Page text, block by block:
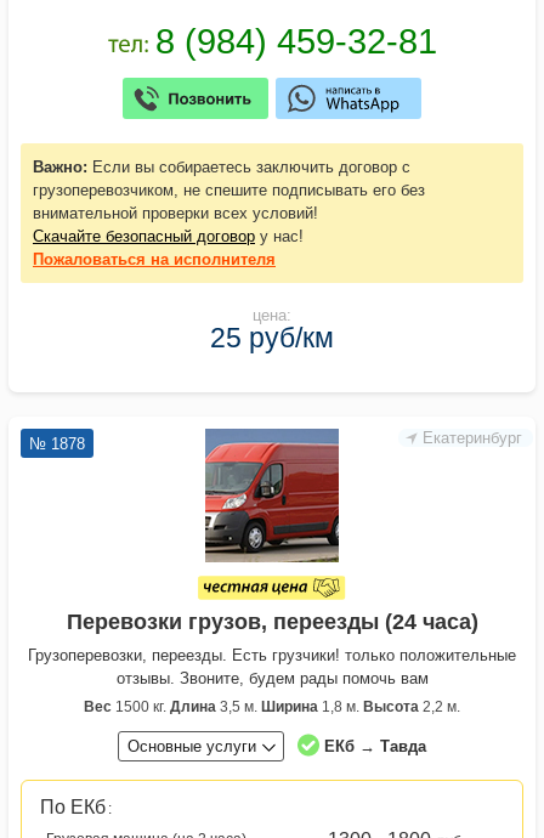
Важно: Если вы собираетесь заключить договор с
грузоперевозчиком, не спешите подписывать его без
внимательной проверки всех условий!
Скачайте безопасный договор у нас!
Пожаловаться на исполнителя
цена:
25 руб/км
Екатеринбург
№ 1878
Перевозки грузов, переезды (24 часа)
Грузоперевозки, переезды. Есть грузчики! только положительные
отзывы. Звоните, будем рады помочь вам
Вес 1500 кг. Длина 3,5 м. Ширина 1,8 м. Высота 2,2 м.
Основные услуги ЕКб → Тавда
По ЕКб :